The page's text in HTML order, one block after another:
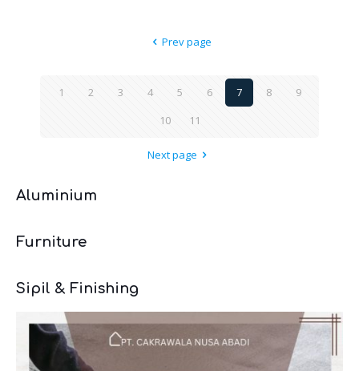
Prev page
1 2 3 4 5 6 7 8
9
10
11
Next page
Aluminium
Furniture
Sipil & Finishing